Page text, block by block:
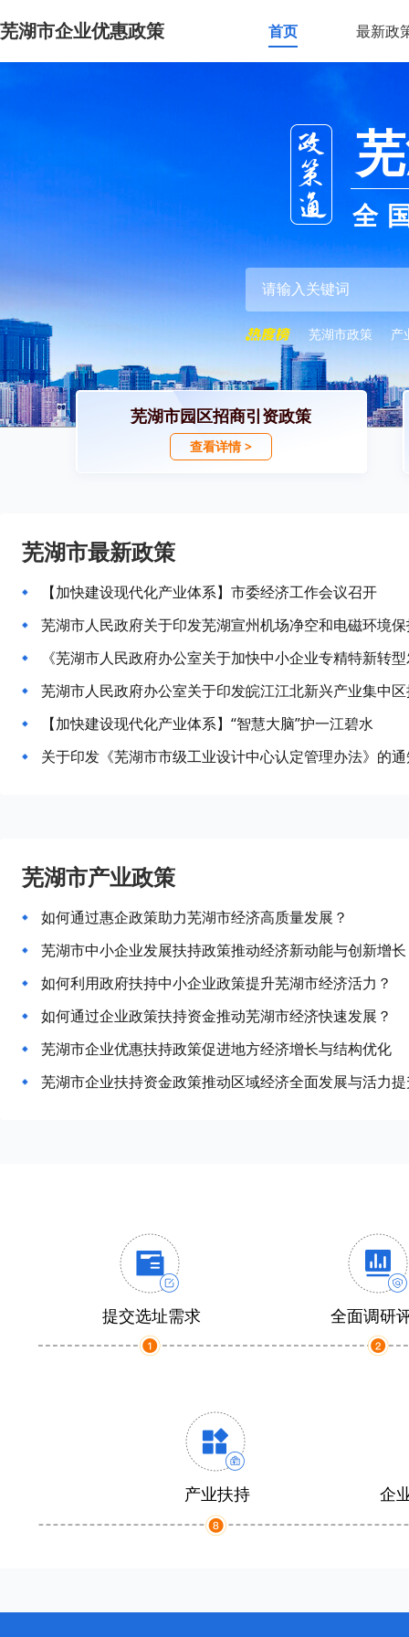
芜湖市企业优惠政策 首页 最新政
全
芜湖市政策 产
芜湖市园区招商引资政策
查看详情 >
芜湖市最新政策
【加快建设现代化产业体系】市委经济工作会议召开
芜湖市人民政府关于印发芜湖宣州机场净空和电磁环境
《芜湖市人民政府办公室关于加快中小企业专精特新转
【加快建设现代化产业体系】“智慧大脑”护一江碧水
关于印发《芜湖市市级工业设计中心认定管理办法》的
芜湖市产业政策
如何通过惠企政策助力芜湖市经济高质量发展？
芜湖市中小企业发展扶持政策推动经济新动能与创新增长
如何利用政府扶持中小企业政策提升芜湖市经济活力？
如何通过企业政策扶持资金推动芜湖市经济快速发展？
芜湖市企业优惠扶持政策促进地方经济增长与结构优化
芜湖市企业扶持资金政策推动区域经济全面发展与活力
提交选址需求 全面调研
产业扶持 企